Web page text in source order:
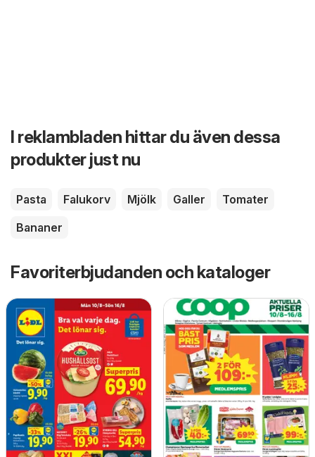
I reklambladen hittar du även dessa
produkter just nu
Pasta Falukorv Mjölk Galler
Tomater
Bananer
Favoriterbjudanden och kataloger